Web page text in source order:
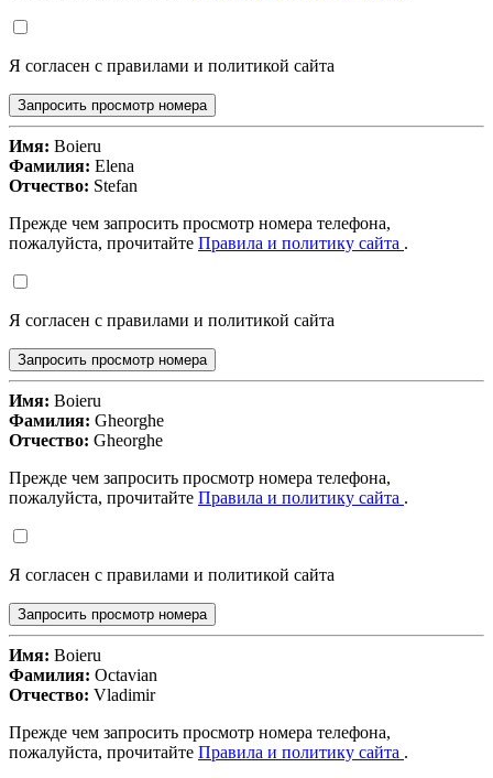
Я согласен с правилами и политикой сайта
Запросить просмотр номера
Имя: Boieru
Фамилия: Elena
Отчество: Stefan
Прежде чем запросить просмотр номера телефона,
пожалуйста, прочитайте Правила и политику сайта .
Я согласен с правилами и политикой сайта
Запросить просмотр номера
Имя: Boieru
Фамилия: Gheorghe
Отчество: Gheorghe
Прежде чем запросить просмотр номера телефона,
пожалуйста, прочитайте Правила и политику сайта .
Я согласен с правилами и политикой сайта
Запросить просмотр номера
Имя: Boieru
Фамилия: Octavian
Отчество: Vladimir
Прежде чем запросить просмотр номера телефона,
пожалуйста, прочитайте Правила и политику сайта .